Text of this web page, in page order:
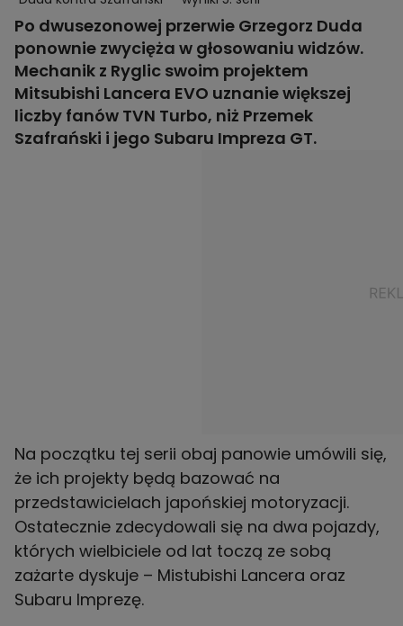
Po dwusezonowej przerwie Grzegorz Duda
ponownie zwycięża w głosowaniu widzów.
Mechanik z Ryglic swoim projektem
Mitsubishi Lancera EVO uznanie większej
liczby fanów TVN Turbo, niż Przemek
Szafrański i jego Subaru Impreza GT.
Na początku tej serii obaj panowie umówili się,
że ich projekty będą bazować na
przedstawicielach japońskiej motoryzacji.
Ostatecznie zdecydowali się na dwa pojazdy,
których wielbiciele od lat toczą ze sobą
zażarte dyskuje – Mistubishi Lancera oraz
Subaru Imprezę.